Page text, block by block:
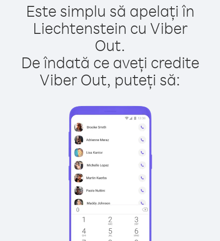
Este simplu să apelați în
Liechtenstein cu Viber
Out.
De îndată ce aveți credite
Viber Out, puteți să: